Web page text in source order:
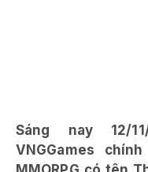
Sáng nay 12/
VNGGames